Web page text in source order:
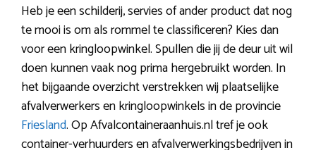
Heb je een schilderij, servies of ander product dat nog
te mooi is om als rommel te classificeren? Kies dan
voor een kringloopwinkel. Spullen die jij de deur uit wil
doen kunnen vaak nog prima hergebruikt worden. In
het bijgaande overzicht verstrekken wij plaatselijke
afvalverwerkers en kringloopwinkels in de provincie
Friesland. Op Afvalcontaineraanhuis.nl tref je ook
container-verhuurders en afvalverwerkingsbedrijven in